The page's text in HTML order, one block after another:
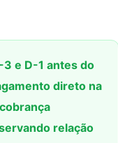
e D-1 antes do
direto na
relação